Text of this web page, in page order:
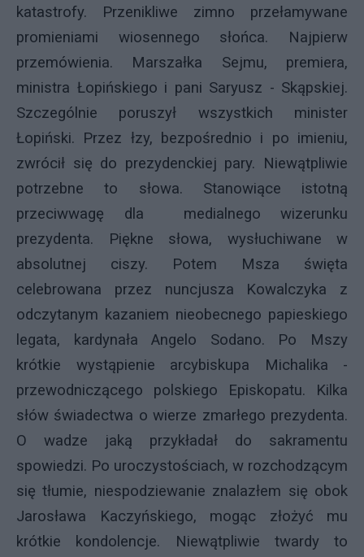
katastrofy. Przenikliwe zimno przełamywane
promieniami wiosennego słońca. Najpierw
przemówienia. Marszałka Sejmu, premiera,
ministra Łopińskiego i pani Saryusz - Skąpskiej.
Szczególnie poruszył wszystkich minister
Łopiński. Przez łzy, bezpośrednio i po imieniu,
zwrócił się do prezydenckiej pary. Niewątpliwie
potrzebne to słowa. Stanowiące istotną
przeciwwagę dla medialnego wizerunku
prezydenta. Piękne słowa, wysłuchiwane w
absolutnej ciszy. Potem Msza święta
celebrowana przez nuncjusza Kowalczyka z
odczytanym kazaniem nieobecnego papieskiego
legata, kardynała Angelo Sodano. Po Mszy
krótkie wystąpienie arcybiskupa Michalika -
przewodniczącego polskiego Episkopatu. Kilka
słów świadectwa o wierze zmarłego prezydenta.
O wadze jaką przykładał do sakramentu
spowiedzi. Po uroczystościach, w rozchodzącym
się tłumie, niespodziewanie znalazłem się obok
Jarosława Kaczyńskiego, mogąc złożyć mu
krótkie kondolencje. Niewątpliwie twardy to